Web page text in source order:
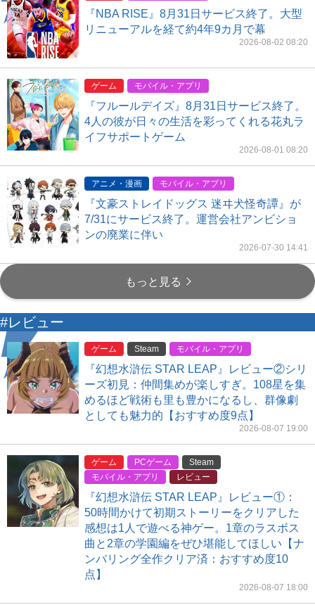
『NBA RISE』8月31日サービス終了。大型
リニューアルを経て約4年9カ月で幕
2026-08-02 08:20
ゲーム モバイル・アプリ
『フルールデイズ』8月31日サービス終了。
4人の彼が日々の生活を彩ってくれる花丸ラ
イフサポートゲーム
2026-08-01 08:20
アニメ・漫画 モバイル・アプリ
『文豪ストレイドッグス 迷ヰ犬怪奇譚』が
7/31にサービス終了。運営会社アンビショ
ンの廃業に伴い
2026-07-30 14:41
もっと見る
#レビュー
ゲーム Steam モバイル・アプリ
『幻想水滸伝 STAR LEAP』レビュー②シリ
ーズ初見：仲間集めが楽しすぎ。108星を集
めるほど戦術も里も豊かになるし、群像劇
としても魅力的【おすすめ度9点】
2026-08-07 19:00
ゲーム PCゲーム
Steam
モバイル・アプリ
レビュー
『幻想水滸伝 STAR LEAP』レビュー①：
50時間かけて初期ストーリーをクリアした
感想は1人で遊べる神ゲー。1章のラスボス
曲と2章の学園編をぜひ堪能してほしい【ナ
ンバリング全作クリア済：おすすめ度10
点】
2026-08-07 18:00